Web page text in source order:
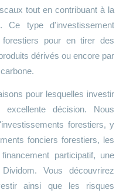
tout en contribuant à la
Ce type d'investissement
pour en tirer des
dérivés ou encore par
pour lesquelles investir
décision. Nous
forestiers, y
fonciers forestiers, les
participatif, une
Vous découvrirez
ainsi que les risques